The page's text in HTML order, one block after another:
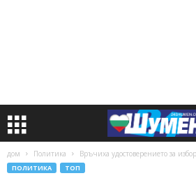
дом Политика Връчиха удостоверението за
ПОЛИТИКА ТОП